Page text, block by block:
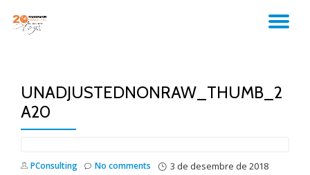
UNADJUSTEDNONRAW_THUMB_2
A20
PConsulting 3 de desembre de 2018
No comments